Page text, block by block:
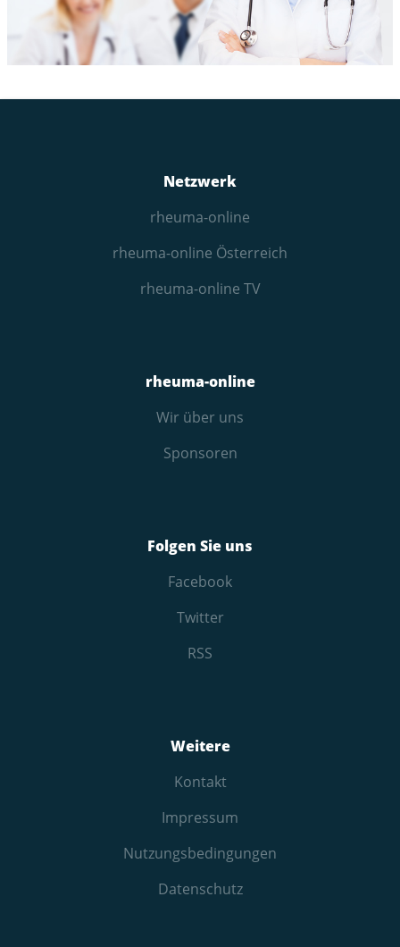
Netzwerk
rheuma-online
rheuma-online Österreich
rheuma-online TV
rheuma-online
Wir über uns
Sponsoren
Folgen Sie uns
Facebook
Twitter
RSS
Weitere
Kontakt
Impressum
Nutzungs­bedingungen
Datenschutz